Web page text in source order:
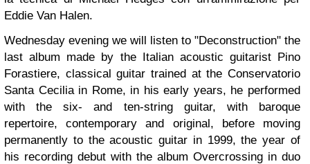
Eddie Van Halen.
Wednesday evening we will listen to "Deconstruction" the
last album made by the Italian acoustic guitarist Pino
Forastiere, classical guitar trained at the Conservatorio
Santa Cecilia in Rome, in his early years, he performed
with the six- and ten-string guitar, with baroque
repertoire, contemporary and original, before moving
permanently to the acoustic guitar in 1999, the year of
his recording debut with the album Overcrossing in duo